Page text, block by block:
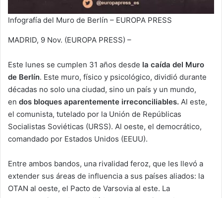
Infografía del Muro de Berlín – EUROPA PRESS
MADRID, 9 Nov. (EUROPA PRESS) –
Este lunes se cumplen 31 años desde la caída del Muro
de Berlín. Este muro, físico y psicológico, dividió durante
décadas no solo una ciudad, sino un país y un mundo,
en dos bloques aparentemente irreconciliables. Al este,
el comunista, tutelado por la Unión de Repúblicas
Socialistas Soviéticas (URSS). Al oeste, el democrático,
comandado por Estados Unidos (EEUU).
Entre ambos bandos, una rivalidad feroz, que les llevó a
extender sus áreas de influencia a sus países aliados: la
OTAN al oeste, el Pacto de Varsovia al este. La